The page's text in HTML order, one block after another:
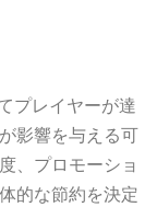
プレイヤーが達
影響を与える可
、プロモーショ
的な節約を決定